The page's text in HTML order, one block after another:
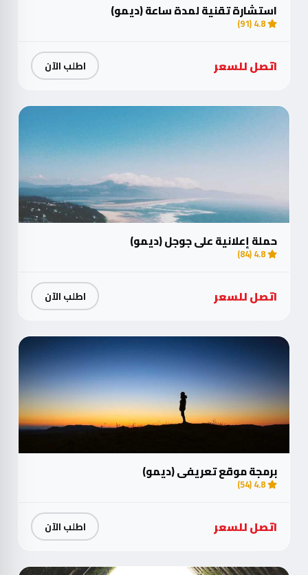
استشارة تقنية لمدة ساعة (ديمو)
4.8 (91)
اتصل للسعر اطلب الآن
حملة إعلانية على جوجل (ديمو)
4.8 (84)
اتصل للسعر اطلب الآن
برمجة موقع تعريفي (ديمو)
4.8 (54)
اتصل للسعر اطلب الآن